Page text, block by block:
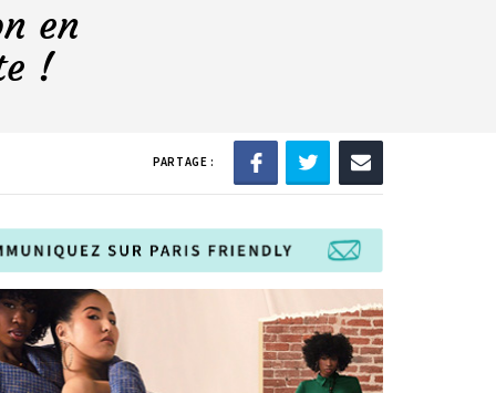
en
!
PARTAGE :